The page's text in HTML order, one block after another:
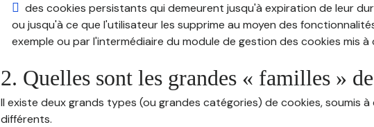
des cookies persistants qui demeurent jusqu'à expiration de leur
ou jusqu'à ce que l'utilisateur les supprime au moyen des
exemple ou par l'intermédiaire du module de gestion des cookies mis à
2. Quelles sont les grandes « familles »
Il existe deux grands types (ou grandes catégories) de cookies, soumis à
différents.